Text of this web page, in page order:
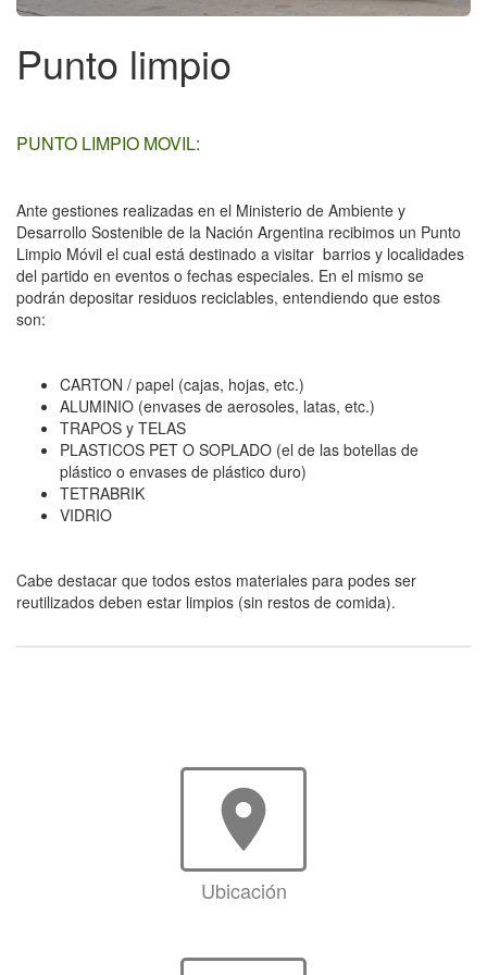
Punto limpio
PUNTO LIMPIO MOVIL:
Ante gestiones realizadas en el Ministerio de Ambiente y
Desarrollo Sostenible de la Nación Argentina recibimos un Punto
Limpio Móvil el cual está destinado a visitar barrios y localidades
del partido en eventos o fechas especiales. En el mismo se
podrán depositar residuos reciclables, entendiendo que estos
son:
CARTON / papel (cajas, hojas, etc.)
ALUMINIO (envases de aerosoles, latas, etc.)
TRAPOS y TELAS
PLASTICOS PET O SOPLADO (el de las botellas de
plástico o envases de plástico duro)
TETRABRIK
VIDRIO
Cabe destacar que todos estos materiales para podes ser
reutilizados deben estar limpios (sin restos de comida).
room
Ubicación